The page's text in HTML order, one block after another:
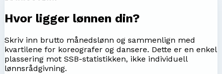
Hvor ligger lønnen din?
Skriv inn brutto månedslønn og sammenlign med
kvartilene for koreografer og dansere. Dette er en enkel
plassering mot SSB-statistikken, ikke individuell
lønnsrådgivning.